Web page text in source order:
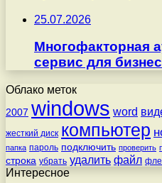
25.07.2026
Многофакторная
сервис для
Облако меток
2007 windows word
жесткий диск компьютер
папка пароль подключить проверить
строка убрать удалить файл
Интересное